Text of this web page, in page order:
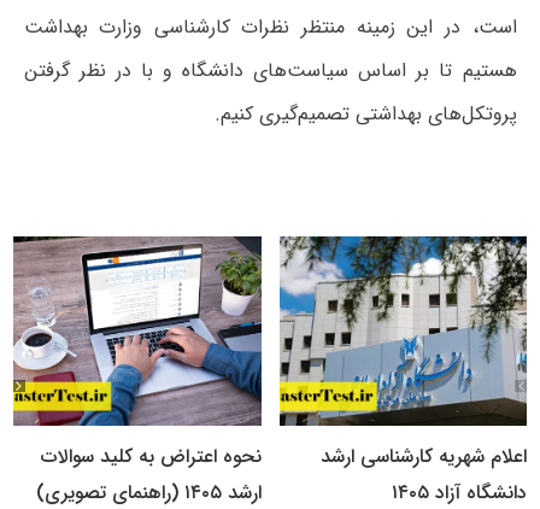
است، در این زمینه منتظر نظرات کارشناسی وزارت بهداشت
هستیم تا بر اساس سیاست‌های دانشگاه و با در نظر گرفتن
پروتکل‌های بهداشتی تصمیم‌گیری کنیم.
اعلام شهریه کارشناسی ارشد
دانشگاه آزاد ۱۴۰۵
نحوه اعتراض به کلید سوالات
ارشد ۱۴۰۵ (راهنمای تصویری)